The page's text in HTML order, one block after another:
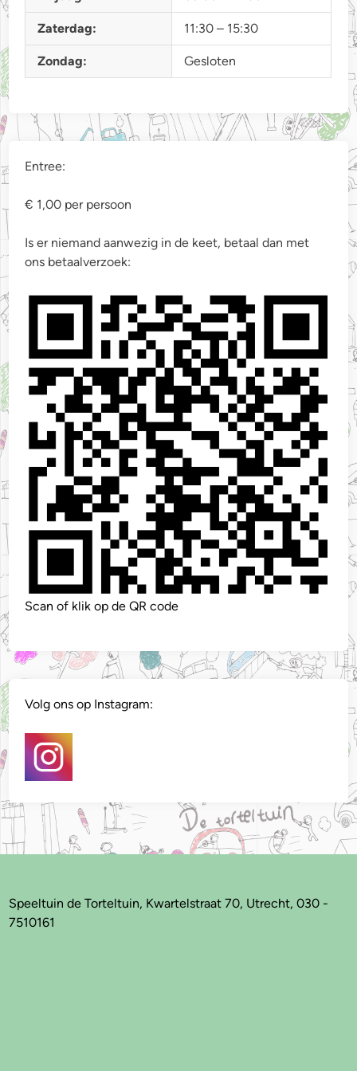
Zaterdag: 11:30 – 15:30
Zondag: Gesloten
Entree:
€ 1,00 per persoon
Is er niemand aanwezig in de keet, betaal dan met
ons betaalverzoek:
Scan of klik op de QR code
Volg ons op Instagram:
Speeltuin de Torteltuin, Kwartelstraat 70, Utrecht, 030 -
7510161